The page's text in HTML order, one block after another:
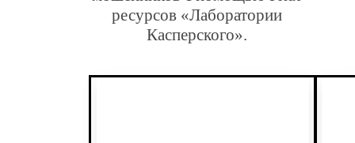
ресурсов «Лаборатории
Касперского».